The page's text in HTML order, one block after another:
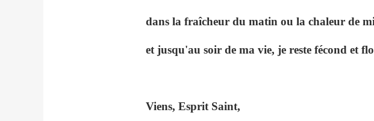
dans la fraîcheur du matin ou la chaleur de
et jusqu'au soir de ma vie, je reste fécond et
Viens, Esprit Saint,